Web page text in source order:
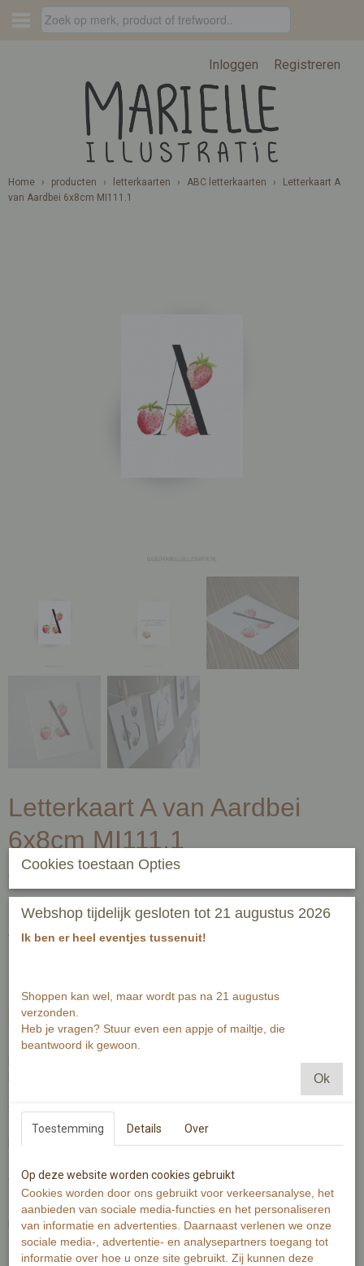
Inloggen Registreren
Home › producten › letterkaarten › ABC letterkaarten ›
Letterkaart A
van Aardbei 6x8cm MI111.1
Letterkaart A van Aardbei
6x8cm MI111.1
€ 0,80
Aantal
In winkelwagen
Met meerdere kaarten maak jij een naam of tekst aan een slinger.
Wist je dat je er ook touw en knijpers bij kunt bestellen?
De kaart heeft een maat van 6x8cm en is dubbelzijdig gedrukt op
Aan de voorzijde een letter of teken met illustratie. Aan de
achterzijde de betekenis van de illustratie per letter.
Benodigdheden voor een naam of tekst van bijvoorbeeld 8 letters:
- 1 meter touw
- 8 letterkaarten
Cookies toestaan Opties
Webshop tijdelijk gesloten tot 21 augustus 2026
Ik ben er heel eventjes tussenuit!
Shoppen kan wel, maar wordt pas na 21 augustus
verzonden.
Heb je vragen? Stuur even een appje of mailtje, die
beantwoord ik gewoon.
Ok
Toestemming Details Over
Op deze website worden cookies gebruikt
Cookies worden door ons gebruikt voor verkeersanalyse, het
aanbieden van sociale media-functies en het personaliseren
van informatie en advertenties. Daarnaast verlenen we onze
sociale media-, advertentie- en analysepartners toegang tot
informatie over hoe u onze site gebruikt. Zij kunnen deze